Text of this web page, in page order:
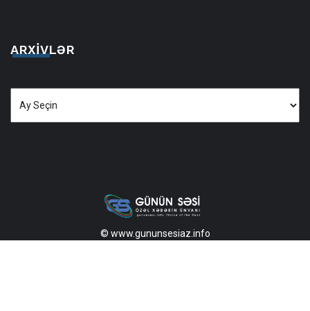
ARXIVLƏR
Arxivlər
© www.gununsesiaz.info